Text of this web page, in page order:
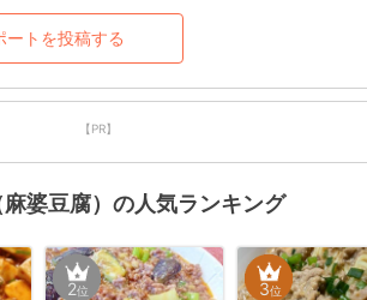
ートを投稿する
【PR】
婆豆腐）の人気ランキング
2位 3位